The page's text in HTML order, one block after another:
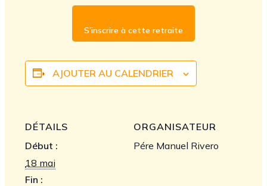
S’inscrire à cette retraite
AJOUTER AU CALENDRIER
DÉTAILS
Début :
18 mai
Fin :
ORGANISATEUR
Pére Manuel Rivero